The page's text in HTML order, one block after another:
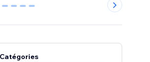
3 4 5 6
Catégories